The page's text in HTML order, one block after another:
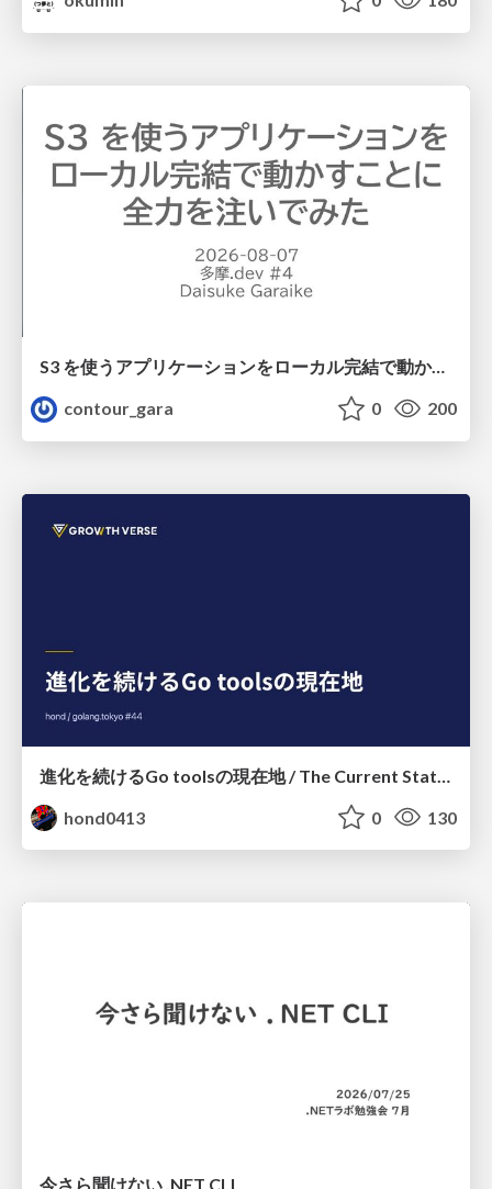
S3 を使うアプリケーションをローカル完結で動かすことに全力を注いでみた / Running S3 Apps Offline
contour_gara
0 200
hond0413
0 130
今さら聞けない .NET CLI